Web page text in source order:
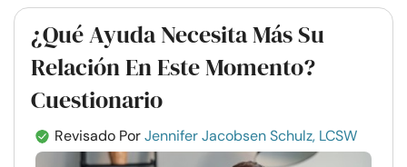
¿Qué Ayuda Necesita Más Su
Relación En Este Momento?
Cuestionario
Revisado PorJennifer Jacobsen Schulz, LCSW